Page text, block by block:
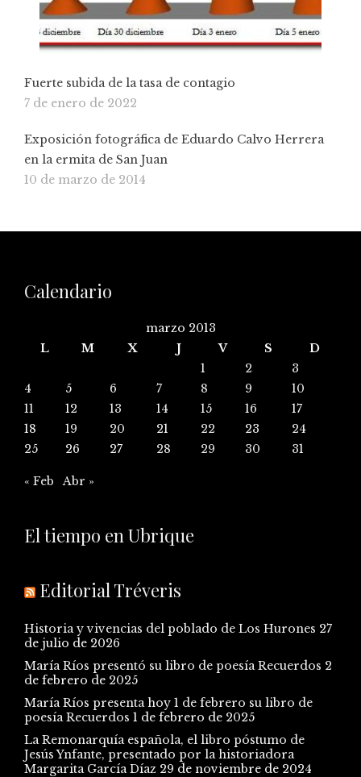
Fuerte subida de la tasa de contagio
7 de enero de 2022
Exposición fotográfica de Eduardo Calvo Herrera
en la ermita de San Juan
10 de marzo de 2014
Calendario
marzo 2013
L
M X J V S
D
1
2
3
4
5 6 7 8 9
10
11
12 13 14 15 16
17
18
19 20 21 22 23
24
25
26 27 28 29 30 31
« Feb Abr »
El tiempo en Ubrique
Editorial Tréveris
Historia y vivencias del poblado de Los Hurones 27
de julio de 2026
María Ríos presentó su libro de poesía Recuerdos 2
de febrero de 2025
María Ríos presenta hoy 1 de febrero su libro de
poesía Recuerdos 1 de febrero de 2025
La Remonarquía española, el libro póstumo de
Jesús Ynfante, presentado por la historiadora
Margarita García Díaz 29 de noviembre de 2024